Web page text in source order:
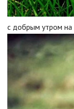
с добрым утром на